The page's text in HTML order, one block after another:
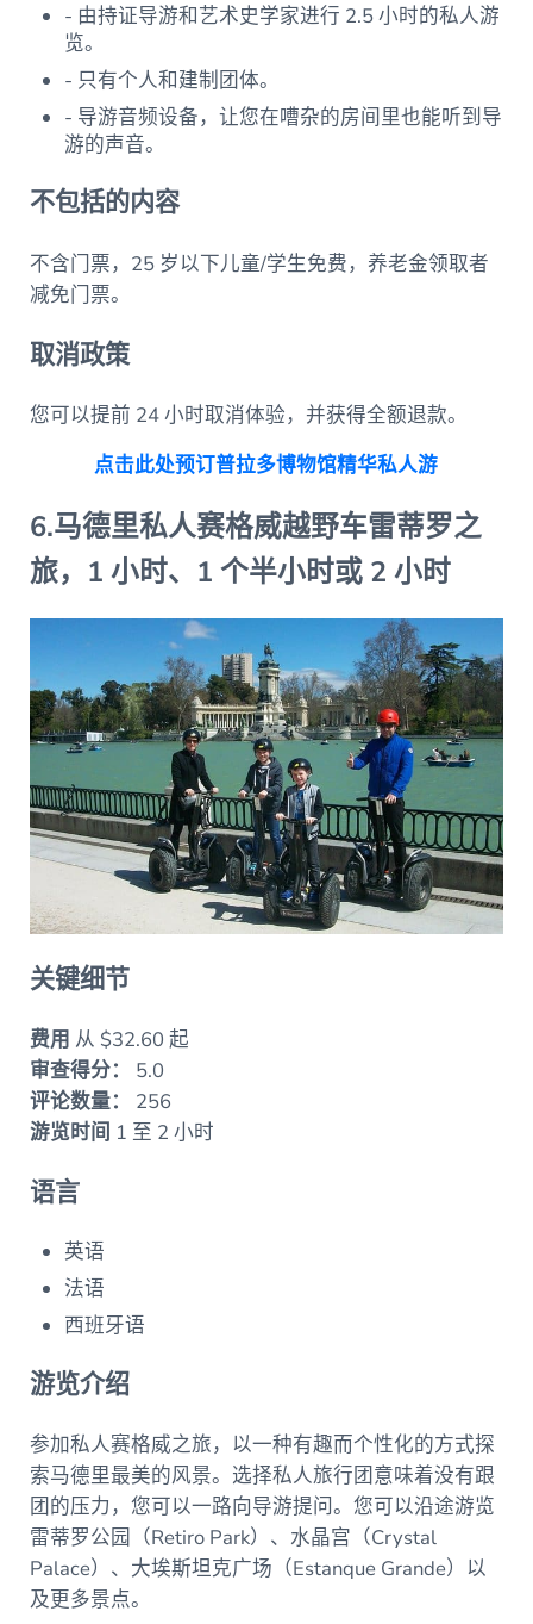
- 由持证导游和艺术史学家进行 2.5 小时的私人游
览。
- 只有个人和建制团体。
- 导游音频设备，让您在嘈杂的房间里也能听到导
游的声音。
不包括的内容
不含门票，25 岁以下儿童/学生免费，养老金领取者
减免门票。
取消政策
您可以提前 24 小时取消体验，并获得全额退款。
点击此处预订普拉多博物馆精华私人游
6.马德里私人赛格威越野车雷蒂罗之
旅，1 小时、1 个半小时或 2 小时
关键细节
费用 从 $32.60 起
审查得分：
5.0
评论数量：
256
游览时间 1 至 2 小时
语言
英语
法语
西班牙语
游览介绍
参加私人赛格威之旅，以一种有趣而个性化的方式探
索马德里最美的风景。选择私人旅行团意味着没有跟
团的压力，您可以一路向导游提问。您可以沿途游览
雷蒂罗公园（Retiro Park）、水晶宫（Crystal
Palace）、大埃斯坦克广场（Estanque Grande）以
及更多景点。